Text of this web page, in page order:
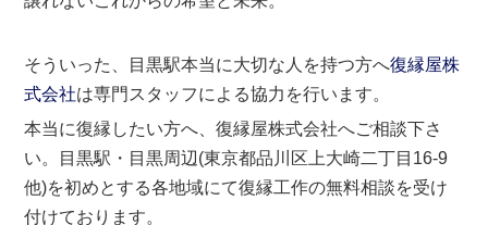
そういった、目黒駅本当に大切な人を持つ方へ復縁屋株
式会社は専門スタッフによる協力を行います。
本当に復縁したい方へ、復縁屋株式会社へご相談下さ
い。目黒駅・目黒周辺(東京都品川区上大崎二丁目16-9
他)を初めとする各地域にて復縁工作の無料相談を受け
付けております。